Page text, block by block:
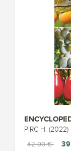
PIRC H. (2022)
42,00 €